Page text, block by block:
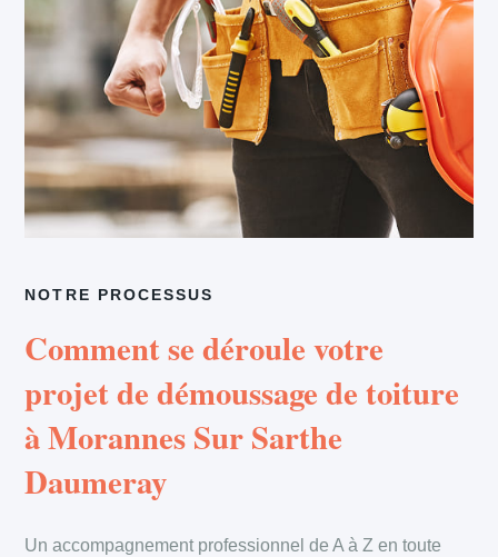
NOTRE PROCESSUS
Comment se déroule votre
projet de démoussage de toiture
à Morannes Sur Sarthe
Daumeray
Un accompagnement professionnel de A à Z en toute